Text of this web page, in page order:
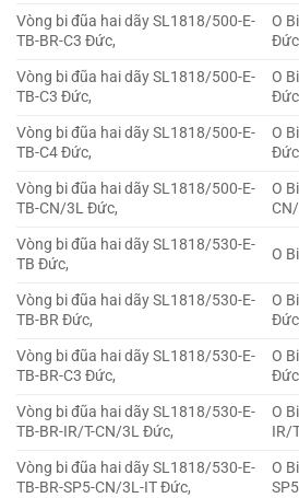
Vòng bi đũa hai dãy SL1818/500-E-
TB-BR-C3 Đức,
O
Vòng bi đũa hai dãy SL1818/500-E-
TB-C3 Đức,
O
Vòng bi đũa hai dãy SL1818/500-E-
TB-C4 Đức,
O
Vòng bi đũa hai dãy SL1818/500-E-
TB-CN/3L Đức,
O
Vòng bi đũa hai dãy SL1818/530-E-
TB Đức,
O
Vòng bi đũa hai dãy SL1818/530-E-
TB-BR Đức,
O
Vòng bi đũa hai dãy SL1818/530-E-
TB-BR-C3 Đức,
O
Vòng bi đũa hai dãy SL1818/530-E-
TB-BR-IR/T-CN/3L Đức,
O
IR/
Vòng bi đũa hai dãy SL1818/530-E-
TB-BR-SP5-CN/3L-IT Đức,
O